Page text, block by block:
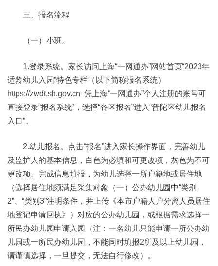
三、报名流程
（一）小班。
1.登录系统。家长访问上海“一网通办”网站首页“2023年
适龄幼儿入园”特色专栏（以下简称报名系统）
https://zwdt.sh.gov.cn 凭上海“一网通办”个人注册的账号可
直接登录“报名系统”，选择“各区报名”进入“普陀区幼儿报名
入口”。
2.幼儿报名。点击“报名”进入家长操作界面，完善幼儿
及监护人的基本信息，白色为必填和可更改项，灰色为不可
更改项。完成信息填报，为幼儿选择一所户籍地或居住地
（选择居住地须满足采集对象（一）公办幼儿园中“类别
2”、“类别3”注明条件，并上传《本市户籍人户分离人员居住
地登记申请回执》）对应的公办幼儿园，或根据需求选择一
所民办幼儿园申请入园（注：一名幼儿只能申请一所公办幼
儿园或一所民办幼儿园，不能同时填报2所及以上幼儿园，
请谨慎选择，一旦提交，无法自行修改）。